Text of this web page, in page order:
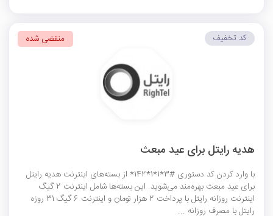
هدیه رایتل برای عید مبعث
با وارد کردن کد دستوری #3*1*1*142* از بسته‌های اینترنت هدیه رایتل
برای عید مبعث بهره‌مند می‌شوید. این بسته‌ها شامل اینترنت 2 گیگ
اینترنت روزانه رایتل با پرداخت 2 هزار تومان و اینترنت 6 گیگ 31 روزه
رایتل با مصرف روزانه ...
کد تخفیف منقضی شده